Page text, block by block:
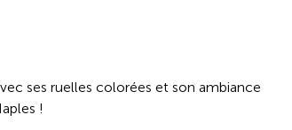
ses ruelles colorées et son ambiance
!